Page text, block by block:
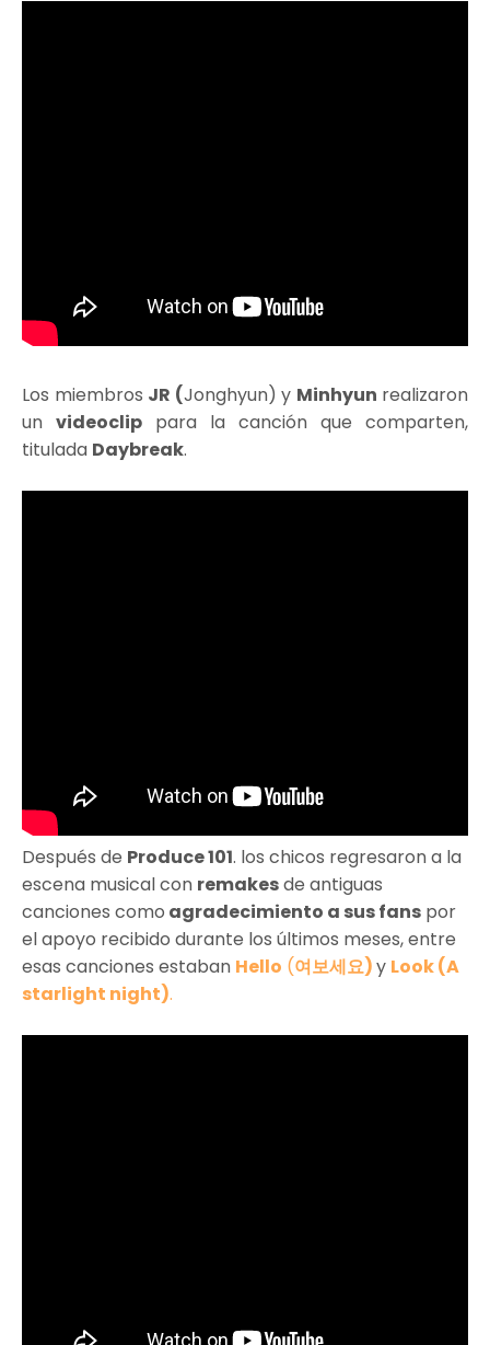
Los miembros JR (Jonghyun) y Minhyun realizaron
un videoclip para la canción que comparten,
titulada Daybreak.
Después de Produce 101. los chicos regresaron a la
escena musical con remakesde antiguas
canciones como agradecimiento a sus fans por
el apoyo recibido durante los últimos meses, entre
esas canciones estaban Hello (여보세요)y Look (A
starlight night).